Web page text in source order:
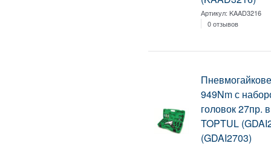
Артикул:KAAD3216
0 отзывов
949Nm с
головок 27пр.
TOPTUL
(GDAI2703)